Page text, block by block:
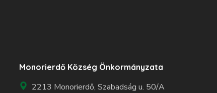
Monorierdő Község Önkormányzata
2213 Monorierdő, Szabadság u. 50/A